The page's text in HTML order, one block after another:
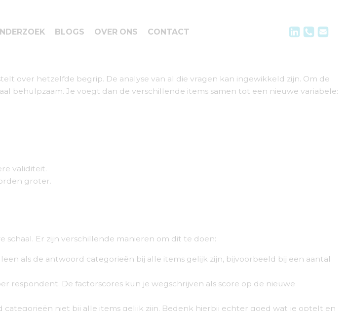
BLOGS OVER ONS CONTACT
over hetzelfde begrip. De analyse van al die vragen kan ingewikkeld zijn. Om de
behulpzaam. Je voegt dan de verschillende items samen tot een nieuwe variabele:
validiteit.
groter.
Er zijn verschillende manieren om dit te doen:
als de antwoord categorieën bij alle items gelijk zijn, bijvoorbeeld bij een aantal
respondent. De factorscores kun je wegschrijven als score op de nieuwe
niet bij alle items gelijk zijn. Bedenk hierbij echter goed wat je optelt en